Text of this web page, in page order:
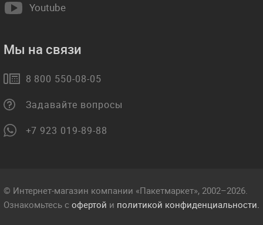
Youtube
Мы на связи
8 800 550-08-05
Задавайте вопросы
+7 923 019-89-88
© Интернет-магазин компании «Пакетмаркет», 2002–2026.
Ознакомьтесь с офертой и политикой конфиденциальности.